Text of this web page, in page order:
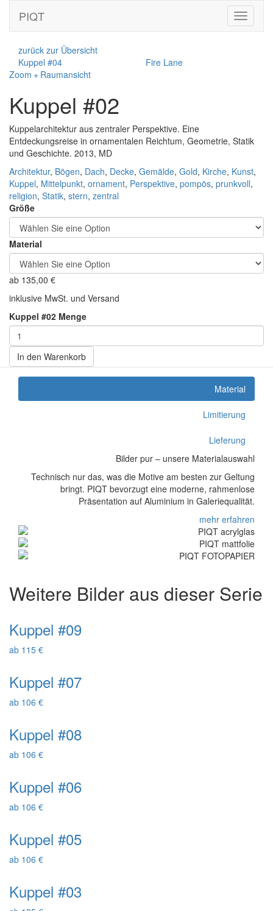
Toggle
PIQT
zurück zur Übersicht
Kuppel #04
Fire Lane
Zoom + Raumansicht
Kuppel #02
Kuppelarchitektur aus zentraler Perspektive. Eine
Entdeckungsreise in ornamentalen Reichtum, Geometrie, Statik
und Geschichte. 2013, MD
Architektur, Bögen, Dach, Decke, Gemälde, Gold, Kirche, Kunst,
Kuppel, Mittelpunkt, ornament, Perspektive, pompös, prunkvoll,
religion, Statik, stern, zentral
Größe
Material
ab 135,00 €
inklusive MwSt. und Versand
Kuppel #02 Menge
In den Warenkorb
Material
Limitierung
Lieferung
Bilder pur – unsere Materialauswahl
Technisch nur das, was die Motive am besten zur Geltung
bringt. PIQT bevorzugt eine moderne, rahmenlose
Präsentation auf Aluminium in Galeriequalität.
mehr erfahren
Weitere Bilder aus dieser Serie
Kuppel #09
ab 115 €
Kuppel #07
ab 106 €
Kuppel #08
ab 106 €
Kuppel #06
ab 106 €
Kuppel #05
ab 106 €
Kuppel #03